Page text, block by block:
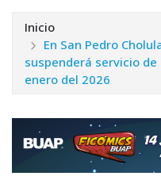
Inicio
En San Pedro
suspenderá servicio
enero del 2026